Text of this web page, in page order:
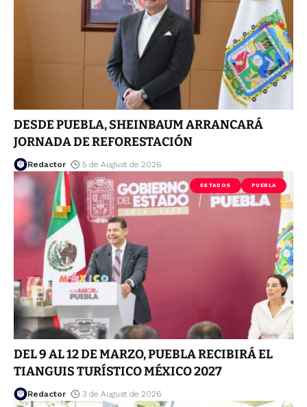
DESDE PUEBLA, SHEINBAUM ARRANCARÁ
JORNADA DE REFORESTACIÓN
Redactor 5 de August de 2026
ESTADOS PUEBLA
DEL 9 AL 12 DE MARZO, PUEBLA RECIBIRÁ EL
TIANGUIS TURÍSTICO MÉXICO 2027
Redactor 3 de August de 2026